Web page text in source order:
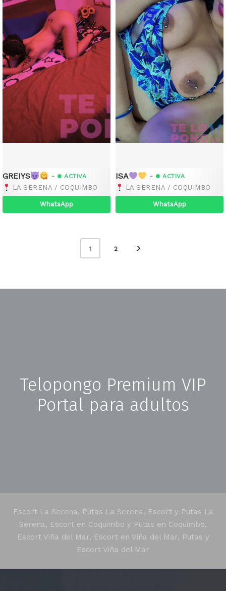
GREIYS - ACTIVA
LA SERENA / COQUIMBO
WhatsApp
ISA - ACTIVA
LA SERENA / COQUIMBO
WhatsApp
1 2
Telopongo Premium VIP
Portal para adultos
Escort La Serena, Putas La Serena, Escort y Putas La
Serena, Escort en Coquimbo y Putas en Coquimbo,
Escort Viña del Mar, Escort en Viña del Mar, Putas y
Escort Viña del Mar